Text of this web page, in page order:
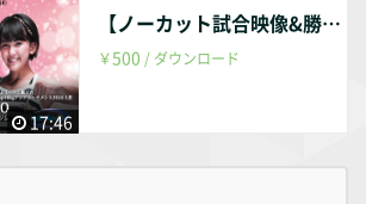
が2R一本勝ち）したイリアーナ・バレ
で激突。 RENAの返り討ちか、
末勝利を勝ち取ったものは？ （禁止事
以外、無許諾で頒布、販売、譲渡、転
変等することはできません。 ※上記を違
等で利用をご希望の場合は（株）アー
17:46
【ノーカット試合映像&勝利者インタビュー動画】 SHOOT BOXING Girls S-cup 2017 MIO vs ハンナ・タイソン
￥500 / ダウンロード